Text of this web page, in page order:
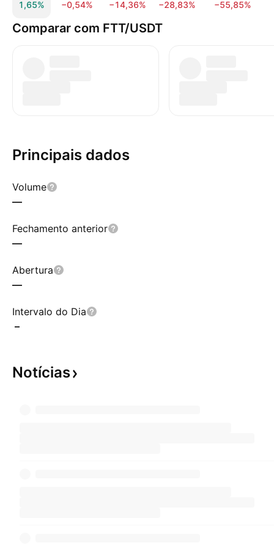
1,65%
−0,54%
−14,36%
−28,83%
−55,85%
Comparar com FTT/USDT
Principais dados
Volume
—
Fechamento anterior
—
Abertura
—
Intervalo do Dia
–
Notícias